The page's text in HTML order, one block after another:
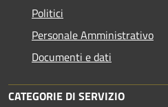
Politici
Personale Amministrativo
Documenti e dati
CATEGORIE DI SERVIZIO